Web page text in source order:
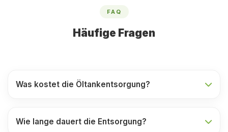
FAQ
Häufige Fragen
Was kostet die Öltankentsorgung?
Wie lange dauert die Entsorgung?